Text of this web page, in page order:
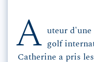
A
uteur d'une
golf
Catherine a pris